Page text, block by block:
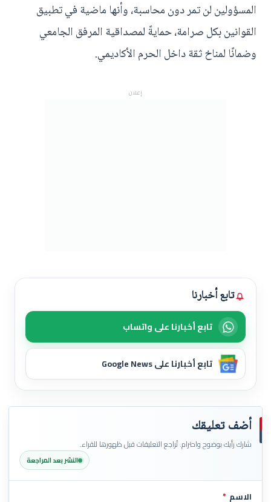
المسؤولين لن تمر دون محاسبة، وأنها ماضية في تطبيق
القوانين بكل صرامة، حمايةً لمصداقية المرفق الجامعي
وضمانًا لمناخ ثقة داخل الحرم الأكاديمي.
إعلان
تابع أخبارنا
تابع أخبارنا على واتساب
تابع أخبارنا على Google News
أضف تعليقك
شارك رأيك بوضوح واحترام. تُراجع التعليقات قبل ظهورها للقراء.
النشر بعد المراجعة
الاسم *